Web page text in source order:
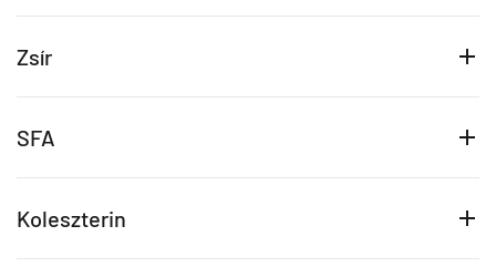
Zsír
SFA
Koleszterin